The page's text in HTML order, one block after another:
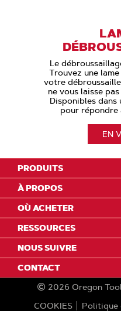
Le
Trouvez une
votre
ne vous laisse
Disponibles dans
pour répondre
EN
PRODUITS
À PROPOS
OÙ ACHETER
RESSOURCES
NOUS SUIVRE
CONTACT
2026 Oregon
COOKIES
Politique